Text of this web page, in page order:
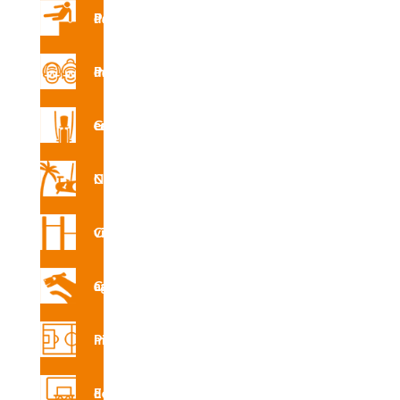
Parques de Parkour
Parque de mayores
Gimnasio en la calle
Circuito Nforma
Circuito vita
Circuito canino agility
Pistas multideporte
Equipamiento deportivo